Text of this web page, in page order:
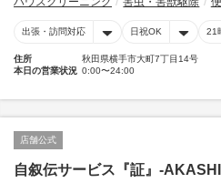
出張・訪問対応 日祝OK 21
住所
秋田県横手市大町7丁目14号
本日の営業状況 0:00〜24:00
店舗公式
自叙伝サービス『証』-